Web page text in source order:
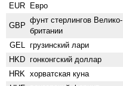
EUR Евро
GBP
фунт стерлингов Велико­
британии
GEL грузинский лари
HKD гонконгский доллар
HRK хорватская куна